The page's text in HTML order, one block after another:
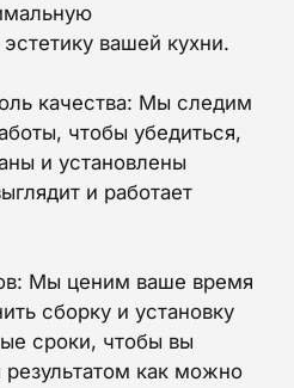
вашей кухни.
качества: Мы следим
чтобы убедиться,
и установлены
и работает
Мы ценим ваше время
сборку и установку
сроки, чтобы вы
как можно